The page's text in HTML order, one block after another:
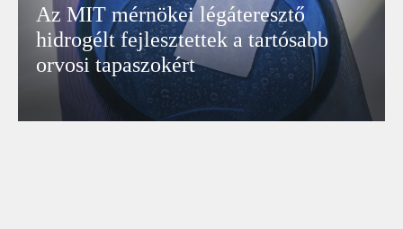
Az MIT mérnökei légáteresztő
hidrogélt fejlesztettek a tartósabb
orvosi tapaszokért